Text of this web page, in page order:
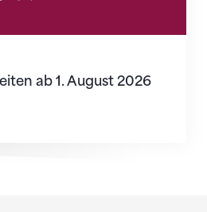
ab 1. August 2026